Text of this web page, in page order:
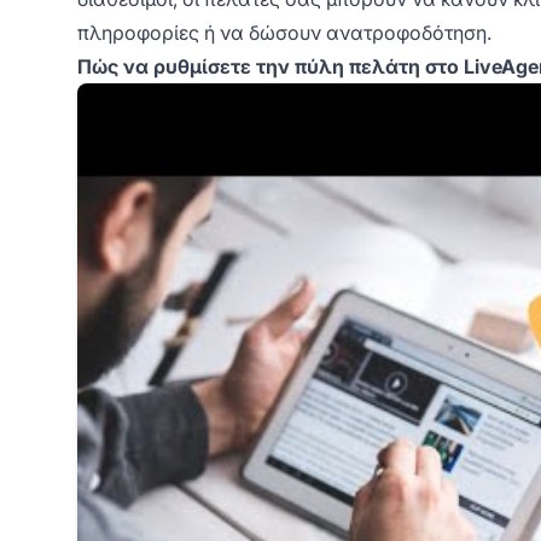
πληροφορίες ή να δώσουν ανατροφοδότηση.
Πώς να ρυθμίσετε την πύλη πελάτη στο